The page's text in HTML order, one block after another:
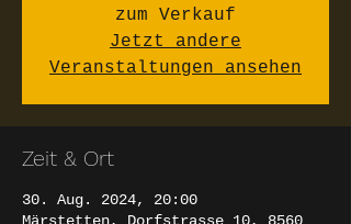
zum Verkauf
Jetzt andere
Veranstaltungen ansehen
Zeit & Ort
30. Aug. 2024, 20:00